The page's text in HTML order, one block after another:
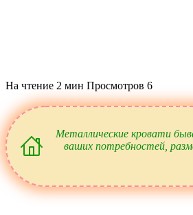
На чтение 2 мин Просмотров 6
Металлические кровати
ваших потребностей,